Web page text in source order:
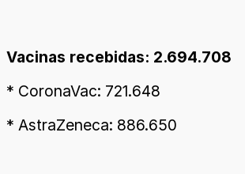
Vacinas recebidas: 2.694.708
* CoronaVac: 721.648
* AstraZeneca: 886.650